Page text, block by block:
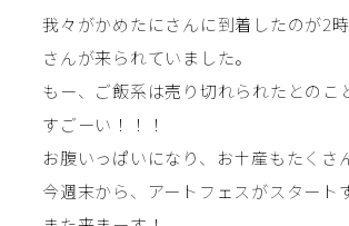
我々がかめたにさんに到着したのが2
さんが来られていました。
もー、ご飯系は売り切れられたとのこ
すごーい！！！
お腹いっぱいになり、お土産もたくさ
今週末から、アートフェスがスタート